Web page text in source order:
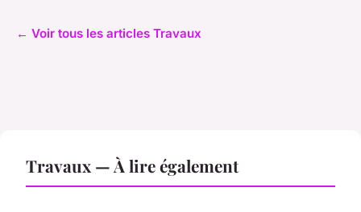
← Voir tous les articles Travaux
Travaux — À lire également